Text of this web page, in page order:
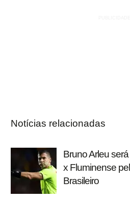
Notícias relacionadas
Bruno Arleu
x Fluminense
Brasileiro